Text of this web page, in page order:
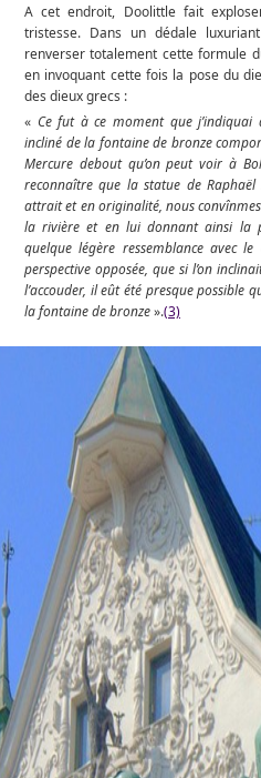
A cet endroit, Doolittle fait
tristesse. Dans un dédale
renverser totalement cette formule
en invoquant cette fois la pose du
des dieux grecs :
« Ce fut à ce moment que j’indiquai
incliné de la fontaine de bronze
Mercure debout qu’on peut voir à
reconnaître que la statue de Raphaël
attrait et en originalité, nous
la rivière et en lui donnant ainsi la
quelque légère ressemblance avec
perspective opposée, que si l’on
l’accouder, il eût été presque possible
la fontaine de bronze».(3)